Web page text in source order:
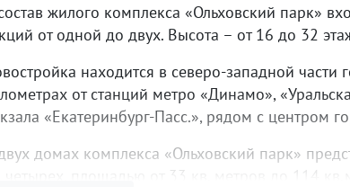
жилого комплекса «Ольховский парк»
от одной до двух. Высота – от 16 до 32
находится в северо-западной
от станций метро «Динамо»,
«Екатеринбург-Пасс.», рядом с центром
домах комплекса «Ольховский парк»
четырех, площадью от 33 кв. метров до 114